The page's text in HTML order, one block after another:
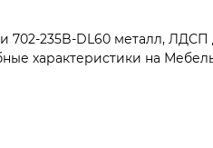
235B-DL60 металл,
характеристики на